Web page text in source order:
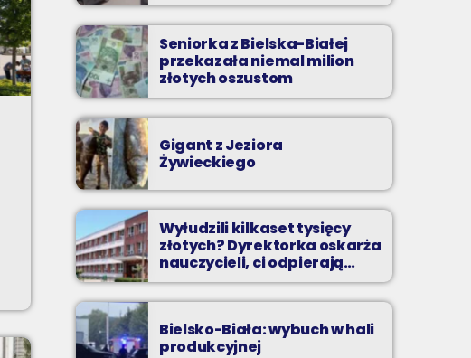
Seniorka z Bielska-Białej
przekazała niemal milion
złotych oszustom
Gigant z Jeziora
Żywieckiego
Wyłudzili kilkaset tysięcy
złotych? Dyrektorka oskarża
nauczycieli, ci odpierają
zarzuty
Bielsko-Biała: wybuch w hali
produkcyjnej